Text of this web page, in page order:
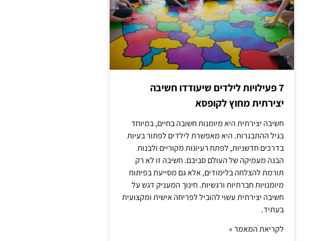
7 פעילויות לילדים שיעודדו חשיבה
יצירתית מחוץ לקופסא
חשיבה יצירתית היא מיומנות חשובה בחיים, במיוחד
בגיל ההתבגרות. היא מאפשרת לילדים לפתור בעיות
בדרכים חדשניות, לפתח רעיונות מקוריים ולבנות
הבנה מעמיקה של העולם סביבם. חשיבה זו לא רק
תורמת להצלחה בלימודים, אלא גם מסייעת בפיתוח
מיומנויות חברתיות ורגשיות. חינוך המעניק דגש על
חשיבה יצירתית עשוי להוביל לפריחה אישית ומקצועית
בעתיד.
לקריאת המאמר »